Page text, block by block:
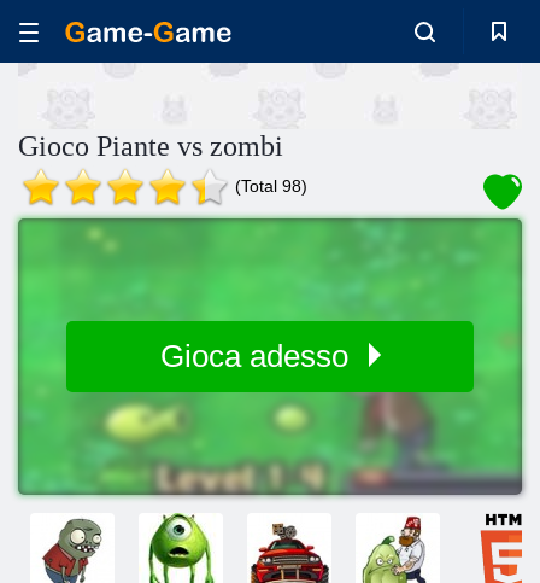
Gioco Piante vs zombi
(Total 98)
Gioca adesso